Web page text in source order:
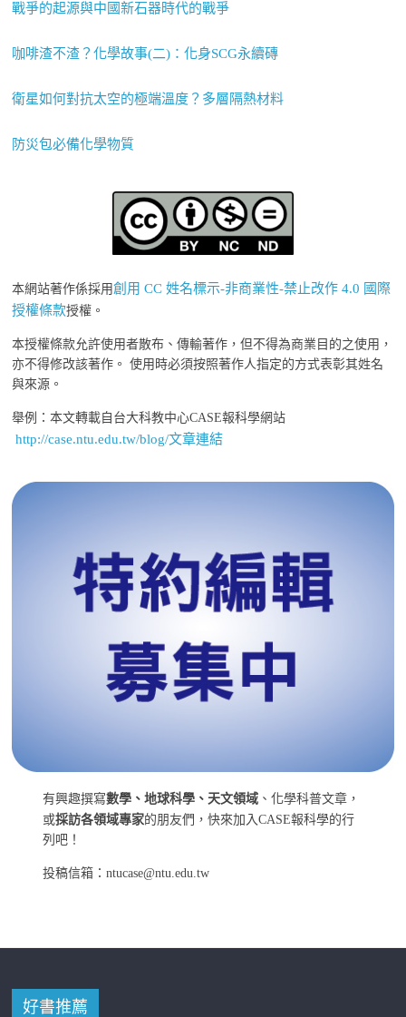
戰爭的起源與中國新石器時代的戰爭
咖啡渣不渣？化學故事(二)：化身SCG永續磚
衛星如何對抗太空的極端溫度？多層隔熱材料
防災包必備化學物質
本網站著作係採用創用 CC 姓名標示-非商業性-禁止改作 4.0 國際
授權條款授權。
本授權條款允許使用者散布、傳輸著作，但不得為商業目的之使用，
亦不得修改該著作。 使用時必須按照著作人指定的方式表彰其姓名
與來源。
舉例：本文轉載自台大科教中心CASE報科學網站
http://case.ntu.edu.tw/blog/文章連結
有興趣撰寫數學、地球科學、天文領域 、化學科普文章，
或採訪各領域專家的朋友們，快來加入CASE報科學的行
列吧！
投稿信箱：ntucase@ntu.edu.tw
好書推薦